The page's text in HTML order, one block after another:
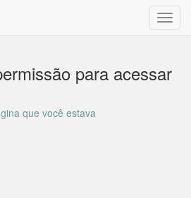
para acessar
que você estava